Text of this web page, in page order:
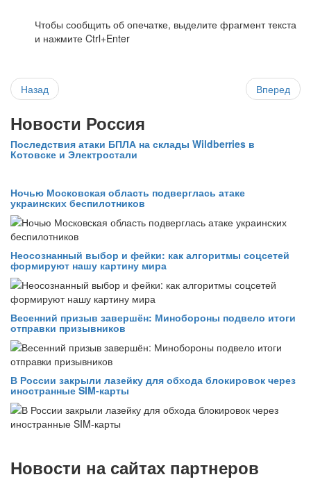
Чтобы сообщить об опечатке, выделите фрагмент текста
и нажмите Ctrl+Enter
Назад Вперед
Новости Россия
Последствия атаки БПЛА на склады Wildberries в
Котовске и Электростали
Ночью Московская область подверглась атаке
украинских беспилотников
Неосознанный выбор и фейки: как алгоритмы соцсетей
формируют нашу картину мира
Весенний призыв завершён: Минобороны подвело итоги
отправки призывников
В России закрыли лазейку для обхода блокировок через
иностранные SIM-карты
Новости на сайтах партнеров